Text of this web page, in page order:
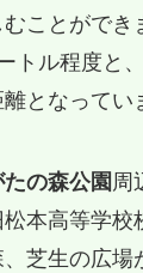
ことができ
トル程度と
となってい
たの森公園 周
本高等学校
芝生の広場